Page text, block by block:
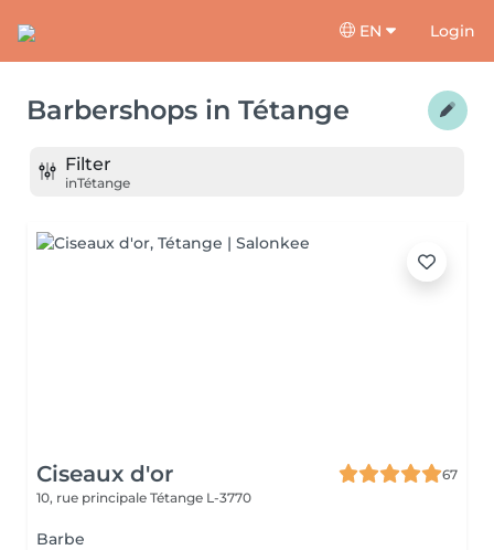
EN Login
Barbershops in Tétange
Filter
inTétange
Ciseaux d'or
67
10, rue principale Tétange L-3770
Barbe